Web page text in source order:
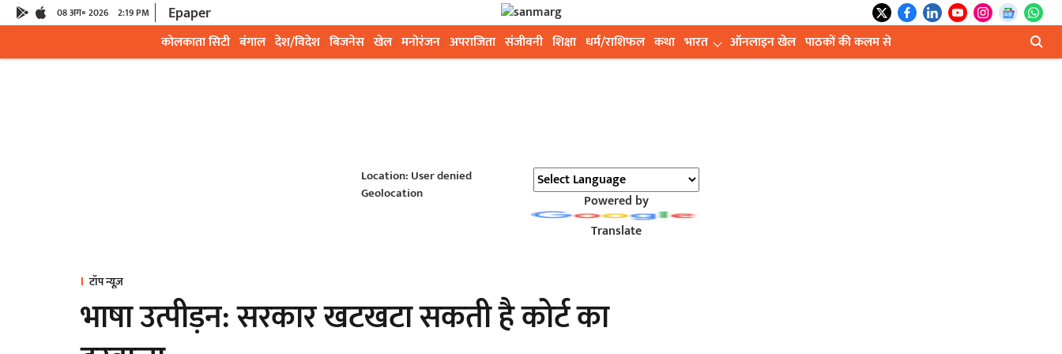
08 अग॰ 2026 2:19 PM Epaper
कोलकाता सिटी बंगाल देश/विदेश बिजनेस खेल मनोरंजन अपराजिता संजीवनी शिक्षा धर्म/राशिफल कथा भारत ऑनलाइन खेल पाठकों की कलम से
Location: User denied
Geolocation
Powered by
Translate
टॉप न्यूज़
भाषा उत्पीड़न: सरकार खटखटा सकती है कोर्ट का